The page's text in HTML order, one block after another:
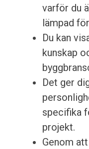
varför du
lämpad
Du kan
kunskap
Det ger
specifika
projekt.
Genom